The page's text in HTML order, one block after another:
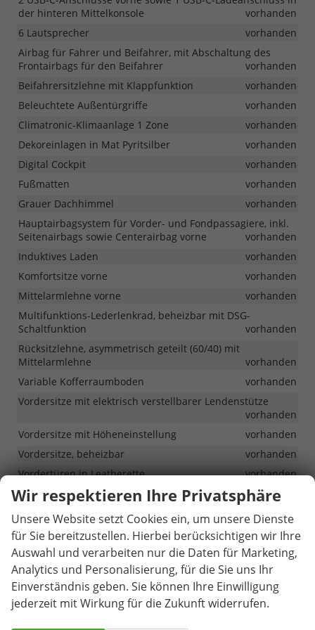
der hinteren Mittelkonsole
vorhanden
6 Lautsprecher
vorhanden
Airbag für Fahrer und Beifahrer, mit Abschaltung des
Frontairbags für den Beifahrer
vorhanden
Beifahrersitzlehne mit Klappfunktion
vorhanden
Beleuchtete Außentürgriffe
vorhanden
Climatronic-Klimaanlage 1 Zone
vorhanden
Dekoreinlagen in Mat Pyritsilber
vorhanden
Digital Cockpit
vorhanden
Fußmatten
vorhanden
Grauer Dachhimmel
vorhanden
Hauptairbagsystem für Vorder- und Fondpassagiere, inkl.
Seitenairbags sowie Centerairbag vorne
vorhanden
Induktives Laden
vorhanden
Komfortsitze vorne
vorhanden
Mittelarmlehne vorne
vorhanden
Multifunktions-Lederlenkrad, beheizbar mit DSG-
Schaltfunktion
vorhanden
Rücksitzlehne, asymmetrisch geteilt (60/40) mit
Mittelarmlehne
vorhanden
Variable Kofferraumboden
vorhanden
Vordersitze mit elektrisch verstellbarer Lendenstütze
vorhanden
Vordersitze mit Höheneinstellung
vorhanden
Vordersitze, beheizbar
vorhanden
Vordertüren in Leatherette
vorhanden
Infotainment & Kommunikation
App-Connect inkl. Wireless Apple CarPlay und Android
vorhanden
DAB+
vorhanden
Erweiterte Müdigkeitserkennung
vorhanden
Infotainment mit 12,9 Zoll Touchscreen
vorhanden
Wir respektieren Ihre Privatsphäre
Unsere Website setzt Cookies ein, um unsere Dienste
für Sie bereitzustellen. Hierbei berücksichtigen wir Ihre
Auswahl und verarbeiten nur die Daten für Marketing,
Analytics und Personalisierung, für die Sie uns Ihr
Einverständnis geben. Sie können Ihre Einwilligung
jederzeit mit Wirkung für die Zukunft widerrufen.